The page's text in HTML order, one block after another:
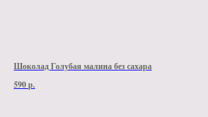
Шоколад Голубая малина без сахара
590р.